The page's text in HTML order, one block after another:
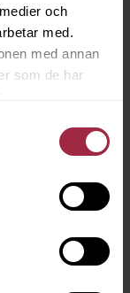
och
med.
med annan
som de har